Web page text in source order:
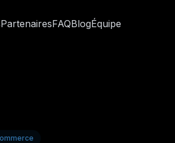
PartenairesFAQBlogÉquipe